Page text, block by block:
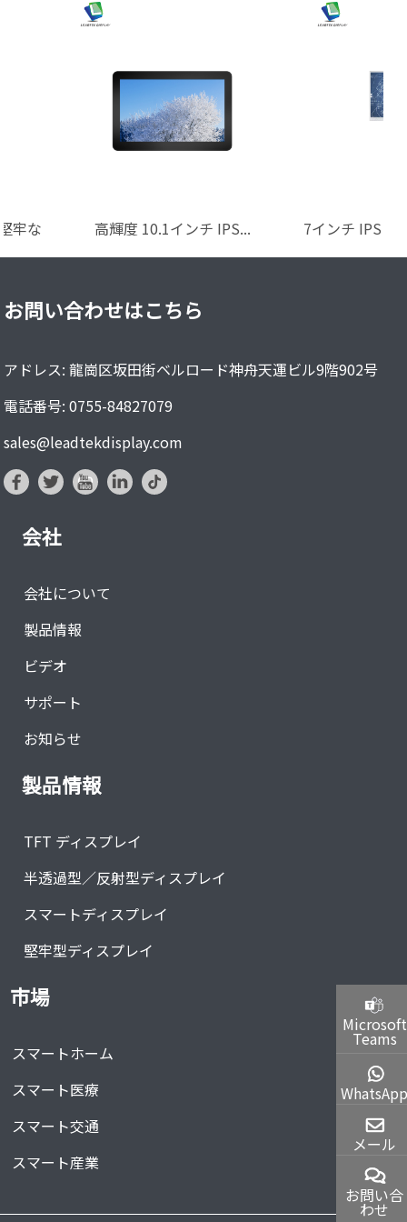
牢な 高輝度 10.1インチ IPS...
7インチ IPS 堅
お問い合わせはこちら
アドレス: 龍崗区坂田街ベルロード神舟天運ビル9階902号
電話番号: 0755-84827079
sales@leadtekdisplay.com
会社
会社について
製品情報
ビデオ
サポート
お知らせ
製品情報
TFT ディスプレイ
半透過型／反射型ディスプレイ
スマートディスプレイ
堅牢型ディスプレイ
市場
スマートホーム
スマート医療
スマート交通
スマート産業
Microsoft
Teams
WhatsApp
メール
お問い合
わせ